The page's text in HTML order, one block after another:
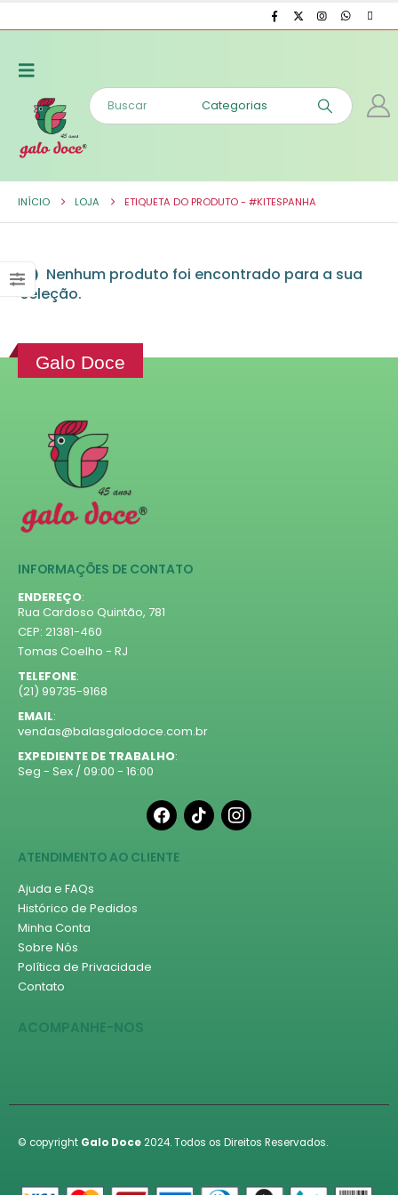
INÍCIO LOJA ETIQUETA DO PRODUTO - #KITESPANHA
Nenhum produto foi encontrado para a sua
seleção.
Galo Doce
INFORMAÇÕES DE CONTATO
ENDEREÇO:
Rua Cardoso Quintão, 781
CEP: 21381-460
Tomas Coelho - RJ
TELEFONE:
(21) 99735-9168
EMAIL:
vendas@balasgalodoce.com.br
EXPEDIENTE DE TRABALHO:
Seg - Sex / 09:00 - 16:00
facebook
tiktok instagram
ATENDIMENTO AO CLIENTE
Ajuda e FAQs
Histórico de Pedidos
Minha Conta
Sobre Nós
Política de Privacidade
Contato
ACOMPANHE-NOS
© copyright Galo Doce2024. Todos os Direitos Reservados.